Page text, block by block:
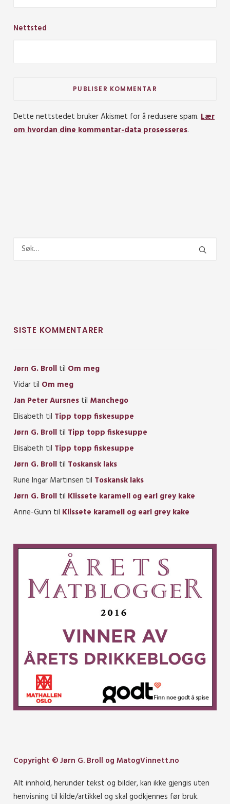
Nettsted
Dette nettstedet bruker Akismet for å redusere spam. Lær
om hvordan dine kommentar-data prosesseres.
SISTE KOMMENTARER
Jørn G. Broll til Om meg
Vidar til Om meg
Jan Peter Aursnes til Manchego
Elisabeth til Tipp topp fiskesuppe
Jørn G. Broll til Tipp topp fiskesuppe
Elisabeth til Tipp topp fiskesuppe
Jørn G. Broll til Toskansk laks
Rune Ingar Martinsen til Toskansk laks
Jørn G. Broll til Klissete karamell og earl grey kake
Anne-Gunn til Klissete karamell og earl grey kake
Copyright © Jørn G. Broll og MatogVinnett.no
Alt innhold, herunder tekst og bilder, kan ikke gjengis uten
henvisning til kilde/artikkel og skal godkjennes før bruk.